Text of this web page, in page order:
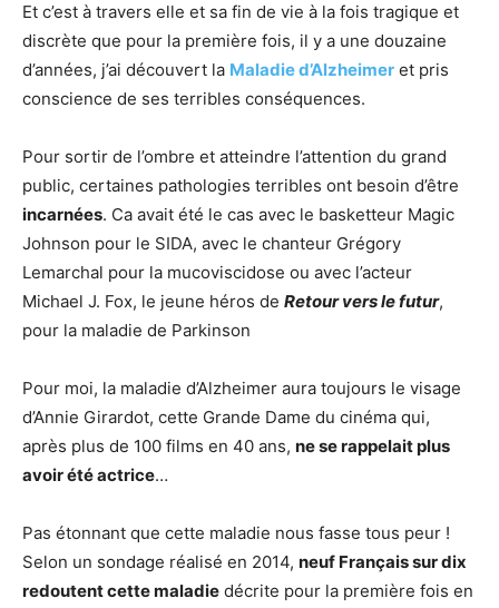
Et c’est à travers elle et sa fin de vie à la fois tragique et
discrète que pour la première fois, il y a une douzaine
d’années, j’ai découvert la Maladie d’Alzheimer et pris
conscience de ses terribles conséquences.
Pour sortir de l’ombre et atteindre l’attention du grand
public, certaines pathologies terribles ont besoin d’être
incarnées. Ca avait été le cas avec le basketteur Magic
Johnson pour le SIDA, avec le chanteur Grégory
Lemarchal pour la mucoviscidose ou avec l’acteur
Michael J. Fox, le jeune héros de Retour vers le futur,
pour la maladie de Parkinson
Pour moi, la maladie d’Alzheimer aura toujours le visage
d’Annie Girardot, cette Grande Dame du cinéma qui,
après plus de 100 films en 40 ans, ne se rappelait plus
avoir été actrice…
Pas étonnant que cette maladie nous fasse tous peur !
Selon un sondage réalisé en 2014, neuf Français sur dix
redoutent cette maladie décrite pour la première fois en